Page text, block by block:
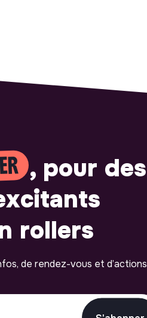
, pour des
rollers
de rendez-vous et d’actions